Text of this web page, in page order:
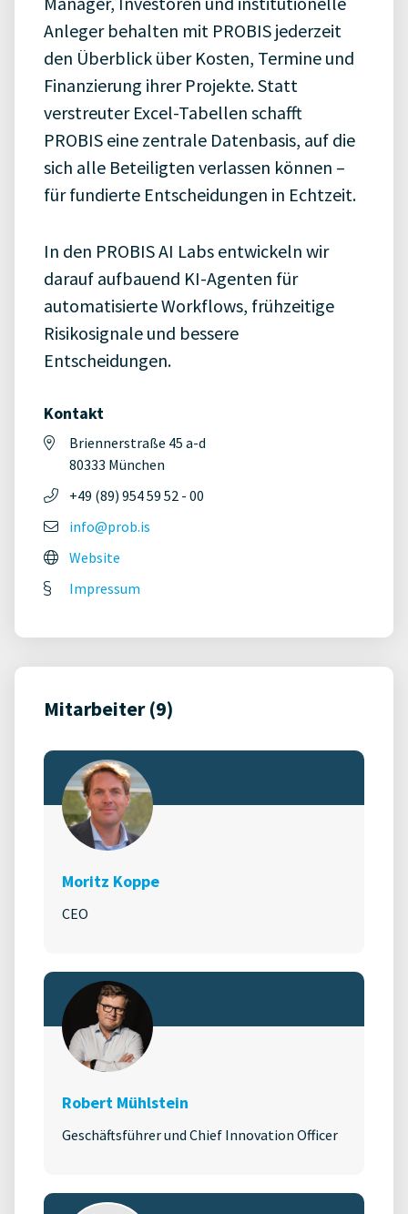
Anleger behalten mit PROBIS jederzeit
den Überblick über Kosten, Termine und
Finanzierung ihrer Projekte. Statt
verstreuter Excel-Tabellen schafft
PROBIS eine zentrale Datenbasis, auf die
sich alle Beteiligten verlassen können –
für fundierte Entscheidungen in Echtzeit.
In den PROBIS AI Labs entwickeln wir
darauf aufbauend KI-Agenten für
automatisierte Workflows, frühzeitige
Risikosignale und bessere
Entscheidungen.
Kontakt
Briennerstraße 45 a-d
80333 München
+49 (89) 954 59 52 - 00
info@prob.is
Website
Impressum
Mitarbeiter (9)
Moritz Koppe
CEO
Robert Mühlstein
Geschäftsführer und Chief Innovation Officer